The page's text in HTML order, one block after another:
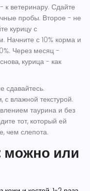
к ветеринару. Сдайте
пробы. Второе - не
курицу с
с 10% корма и
Через месяц -
курица - как
сдавайтесь.
с влажной текстурой.
таурина и без
тот, который ей
чем слепота.
можно или